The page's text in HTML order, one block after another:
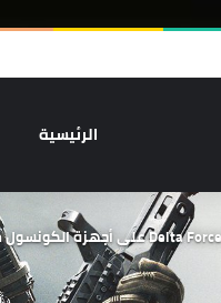
الرئيسية